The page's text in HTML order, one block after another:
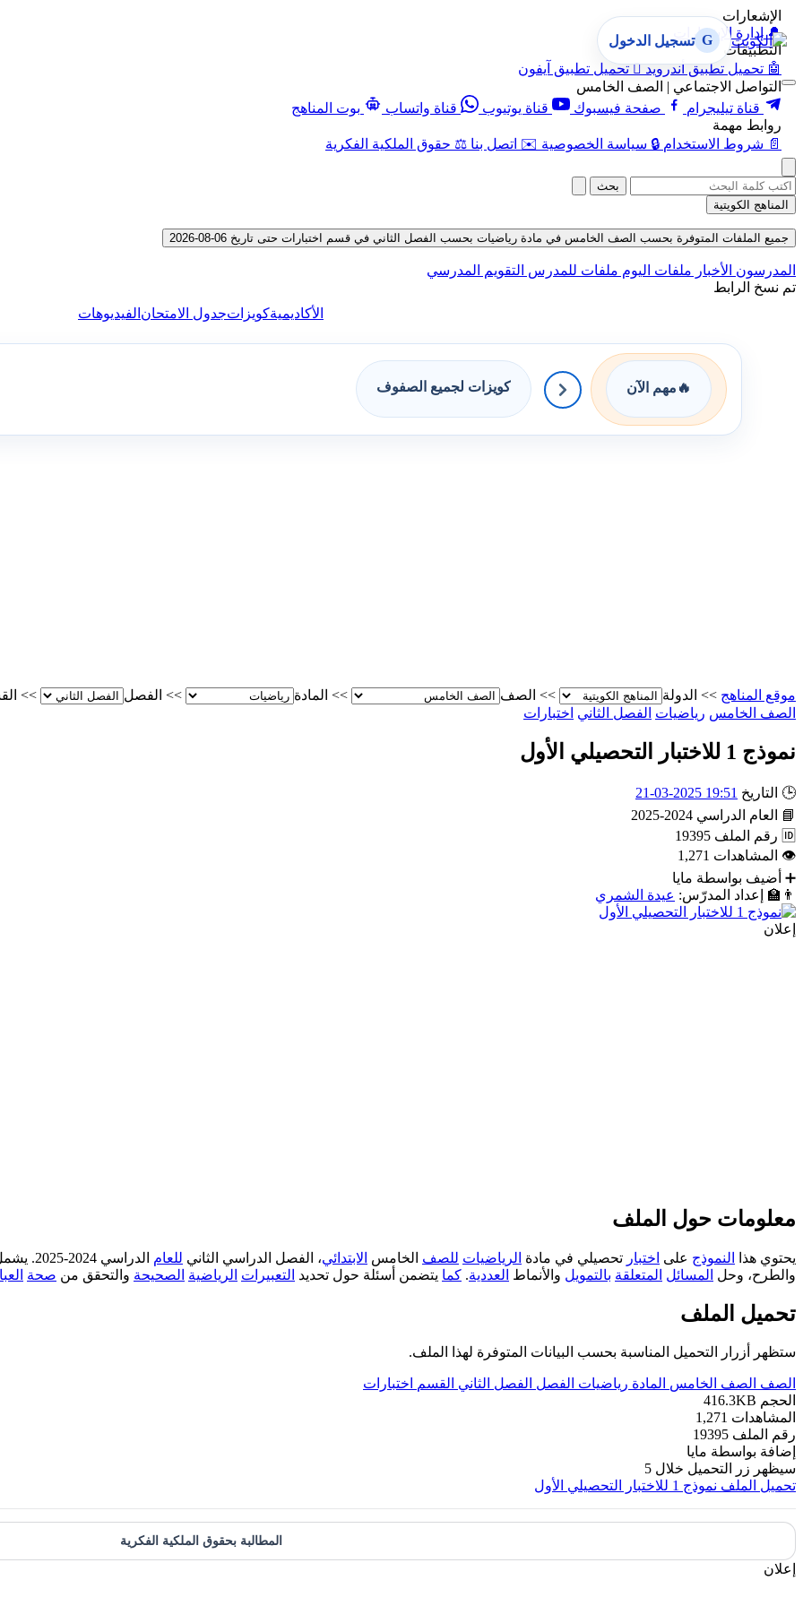
الإشعارات
🔔 إدارة الإشعارات
التطبيقات
🤖 تحميل تطبيق أندرويد  تحميل تطبيق آيفون
التواصل الاجتماعي | الصف الخامس
قناة تيليجرام
صفحة فيسبوك قناة يوتيوب قناة واتساب
بوت المناهج
روابط مهمة
📄 شروط الاستخدام 🔒 سياسة الخصوصية ✉️ اتصل بنا ⚖️ حقوق الملكية الفكرية
G تسجيل الدخول
بحث
المناهج الكويتية
جميع الملفات المتوفرة بحسب الصف الخامس في مادة رياضيات بحسب الفصل الثاني في قسم اختبارات حتى تاريخ 06-08-2026
المدرسون الأخبار ملفات اليوم ملفات للمدرس التقويم المدرسي
تم نسخ الرابط
الأكاديميةكويزاتجدول الامتحان الفيديوهات
🔥 مهم الآن كويزات لجميع الصفوف
موقع المناهج >> الدولة >> الصف >> المادة >> الفصل >>
الصف الخامس رياضيات الفصل الثاني اختبارات
نموذج 1 للاختبار التحصيلي الأول
🕒 التاريخ 19:51 2025-03-21
📘
العام الدراسي 2024-2025
🆔 رقم الملف 19395
👁 المشاهدات 1,271
➕ أضيف بواسطة مايا
👨‍🏫
إعداد المدرّس: عيدة الشمري
إعلان
معلومات حول الملف
يحتوي هذا النموذج على اختبار تحصيلي في مادة الرياضيات للصف الخامس الابتدائي، الفصل الدراسي الثاني للعام الدراسي 2024-2025. يشمل
والطرح، وحل المسائل المتعلقة بالتمويل والأنماط العددية. كما يتضمن أسئلة حول تحديد التعبيرات الرياضية الصحيحة والتحقق من صحة
تحميل الملف
ستظهر أزرار التحميل المناسبة بحسب البيانات المتوفرة لهذا الملف.
الصف الصف الخامس المادة رياضيات الفصل الفصل الثاني القسم اختبارات
الحجم 416.3KB
المشاهدات 1,271
رقم الملف 19395
إضافة بواسطة مايا
سيظهر زر التحميل خلال 5
تحميل الملف نموذج 1 للاختبار التحصيلي الأول
المطالبة بحقوق الملكية الفكرية
إعلان